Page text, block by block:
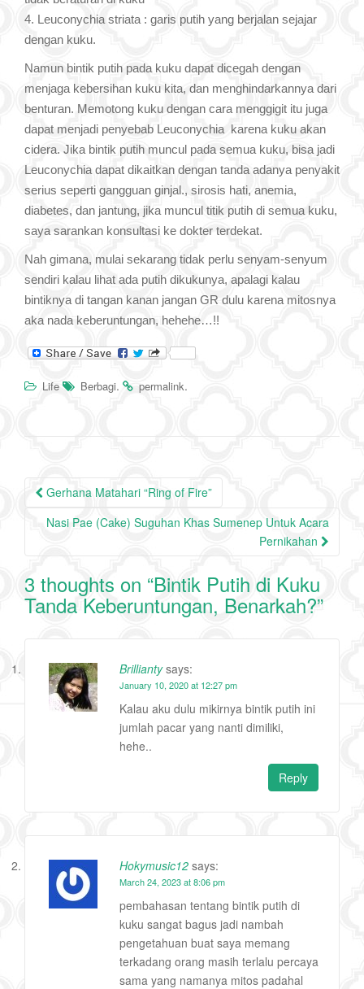
4. Leuconychia striata : garis putih yang berjalan sejajar
dengan kuku.
Namun bintik putih pada kuku dapat dicegah dengan
menjaga kebersihan kuku kita, dan menghindarkannya dari
benturan. Memotong kuku dengan cara menggigit itu juga
dapat menjadi penyebab Leuconychia karena kuku akan
cidera. Jika bintik putih muncul pada semua kuku, bisa jadi
Leuconychia dapat dikaitkan dengan tanda adanya penyakit
serius seperti gangguan ginjal., sirosis hati, anemia,
diabetes, dan jantung, jika muncul titik putih di semua kuku,
saya sarankan konsultasi ke dokter terdekat.
Nah gimana, mulai sekarang tidak perlu senyam-senyum
sendiri kalau lihat ada putih dikukunya, apalagi kalau
bintiknya di tangan kanan jangan GR dulu karena mitosnya
aka nada keberuntungan, hehehe…!!
Life Berbagi. permalink.
Post
navigation
Gerhana Matahari “Ring of Fire”
Nasi Pae (Cake) Suguhan Khas Sumenep Untuk Acara
Pernikahan
3 thoughts on “Bintik Putih di Kuku
Tanda Keberuntungan, Benarkah?”
Brillianty says:
January 10, 2020 at 12:27 pm
Kalau aku dulu mikirnya bintik putih ini
jumlah pacar yang nanti dimiliki,
hehe..
Reply
Hokymusic12 says:
March 24, 2023 at 8:06 pm
pembahasan tentang bintik putih di
kuku sangat bagus jadi nambah
pengetahuan buat saya memang
terkadang orang masih terlalu percaya
sama yang namanya mitos padahal